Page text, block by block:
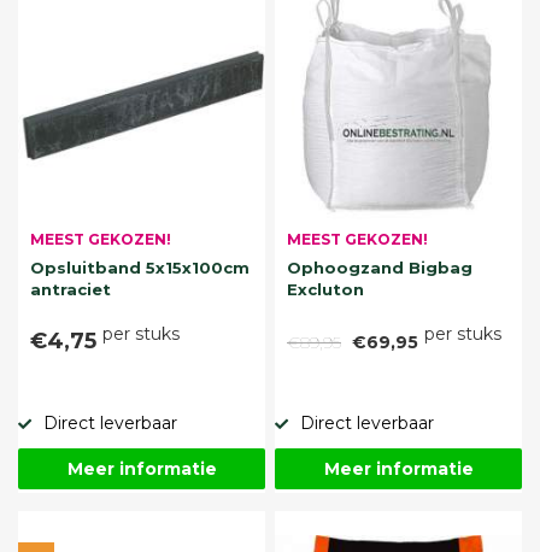
MEEST GEKOZEN!
Opsluitband 5x15x100cm
antraciet
€4,75 per stuks
Direct leverbaar
Meer informatie
MEEST GEKOZEN!
Ophoogzand Bigbag
Excluton
€89,95 €69,95 per stuks
Direct leverbaar
Meer informatie